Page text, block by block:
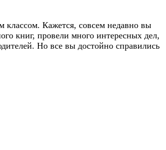
классом. Кажется, совсем недавно вы
книг, провели много интересных дел,
Но все вы достойно справились